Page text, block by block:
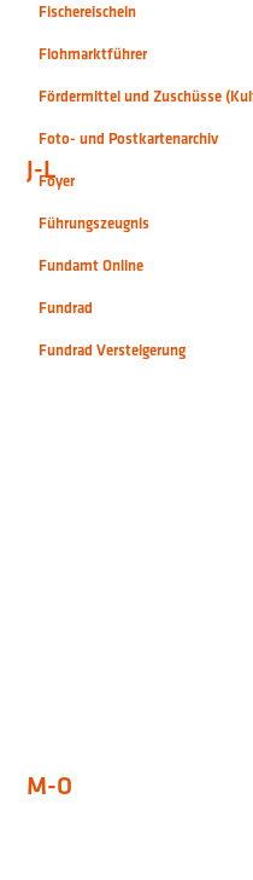
Fischereischein
Flohmarktführer
Fördermittel und Zuschüsse
Foto- und Postkartenarchiv
Foyer
Führungszeugnis
Fundamt Online
Fundrad
Fundrad Versteigerung
J-L
M-O